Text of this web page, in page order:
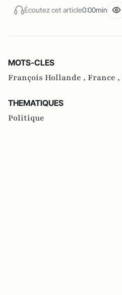
Écoutez cet article0:00min
MOTS-CLES
François Hollande , France ,
THEMATIQUES
Politique